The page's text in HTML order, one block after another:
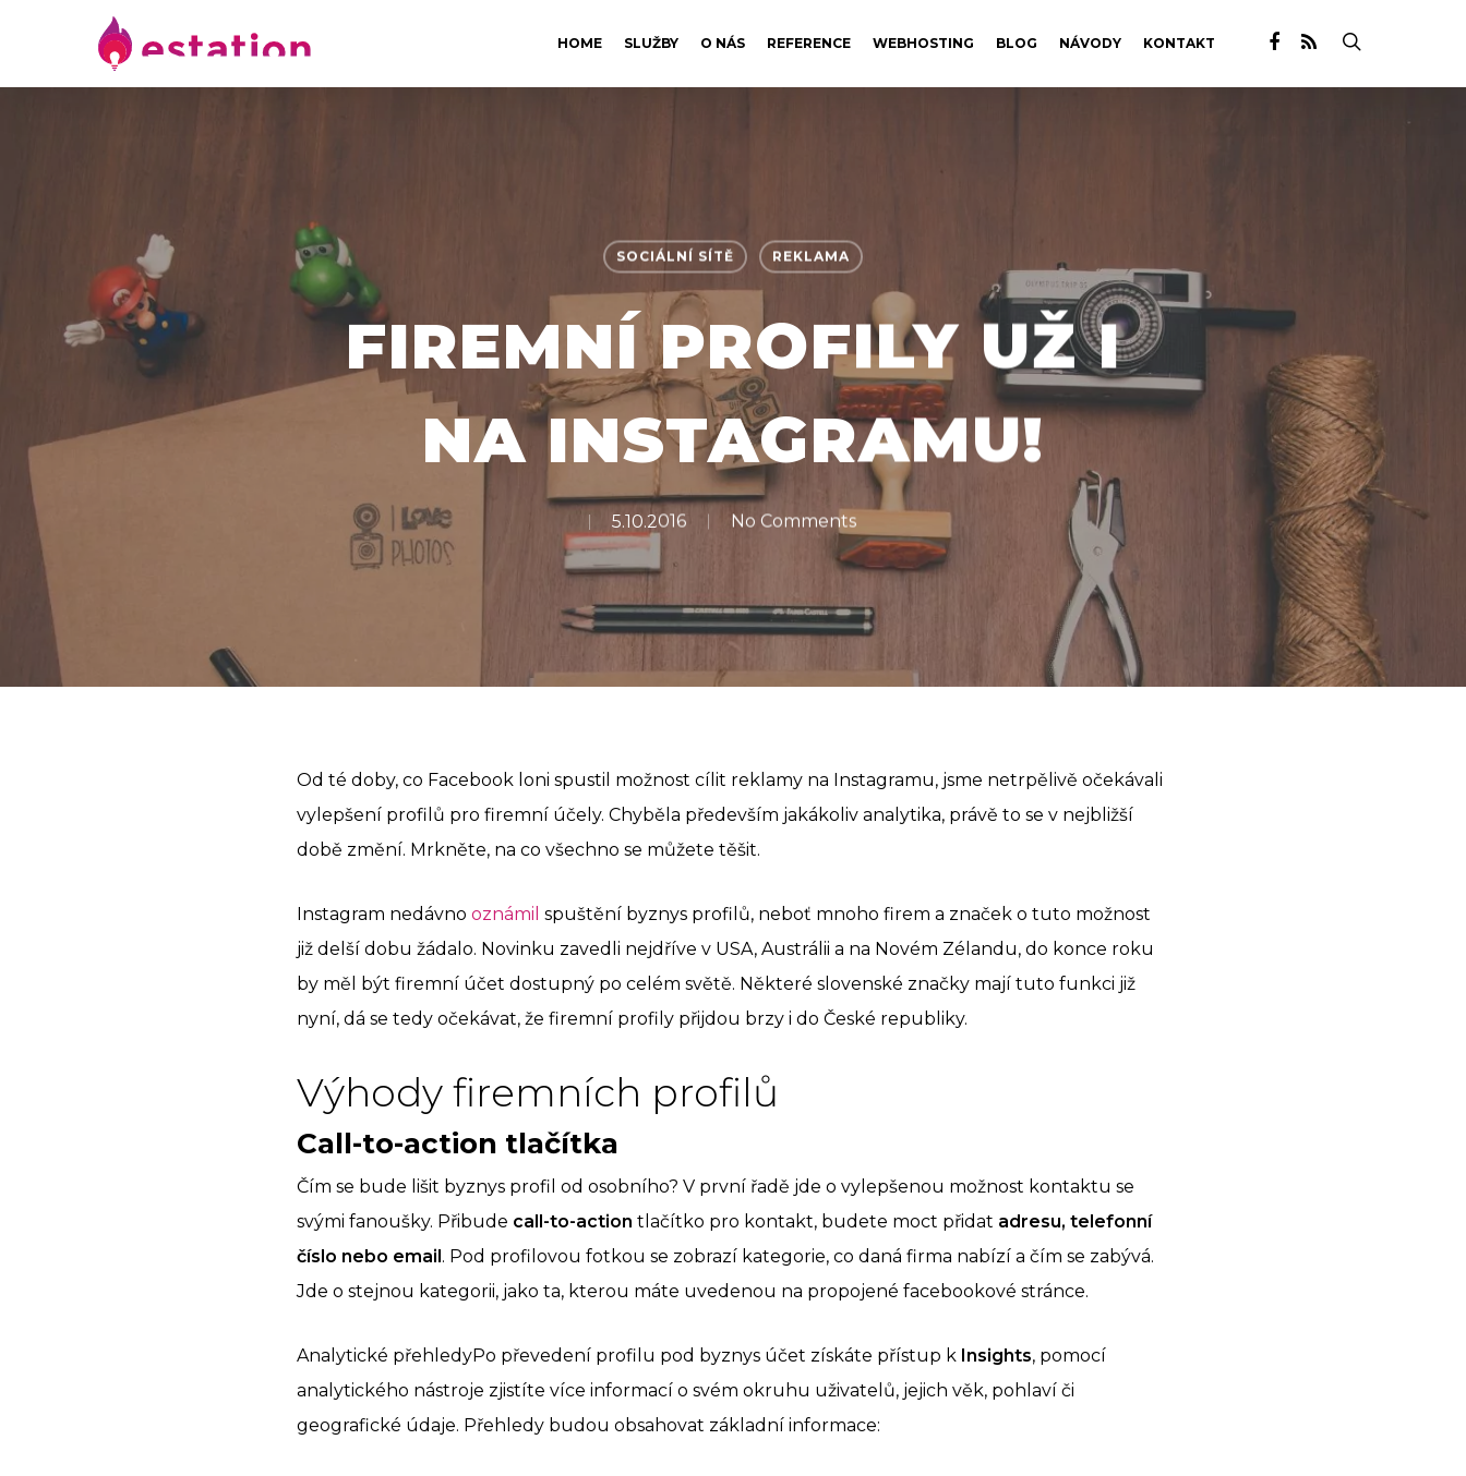
HOME SLUŽBY O NÁS REFERENCE WEBHOSTING BLOG NÁVODY KONTAKT
SOCIÁLNÍ SÍTĚ REKLAMA
FIREMNÍ PROFILY UŽ I
NA INSTAGRAMU!
5.10.2016 No Comments
Od té doby, co Facebook loni spustil možnost cílit reklamy na Instagramu, jsme netrpělivě očekávali
vylepšení profilů pro firemní účely. Chyběla především jakákoliv analytika, právě to se v nejbližší
době změní. Mrkněte, na co všechno se můžete těšit.
Instagram nedávno oznámil spuštění byznys profilů, neboť mnoho firem a značek o tuto možnost
již delší dobu žádalo. Novinku zavedli nejdříve v USA, Austrálii a na Novém Zélandu, do konce roku
by měl být firemní účet dostupný po celém světě. Některé slovenské značky mají tuto funkci již
nyní, dá se tedy očekávat, že firemní profily přijdou brzy i do České republiky.
Výhody firemních profilů
Call-to-action tlačítka
Čím se bude lišit byznys profil od osobního? V první řadě jde o vylepšenou možnost kontaktu se
svými fanoušky. Přibude call-to-action tlačítko pro kontakt, budete moct přidat adresu, telefonní
číslo nebo email. Pod profilovou fotkou se zobrazí kategorie, co daná firma nabízí a čím se zabývá.
Jde o stejnou kategorii, jako ta, kterou máte uvedenou na propojené facebookové stránce.
Analytické přehledyPo převedení profilu pod byznys účet získáte přístup k Insights, pomocí
analytického nástroje zjistíte více informací o svém okruhu uživatelů, jejich věk, pohlaví či
geografické údaje. Přehledy budou obsahovat základní informace: